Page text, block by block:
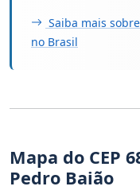
Saiba mais
no Brasil
Mapa do CEP
Pedro Baião